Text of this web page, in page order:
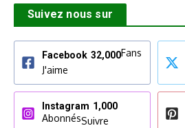
Suivez nous sur
Facebook 32,000Fans
J'aime
Instagram 1,000
AbonnésSuivre